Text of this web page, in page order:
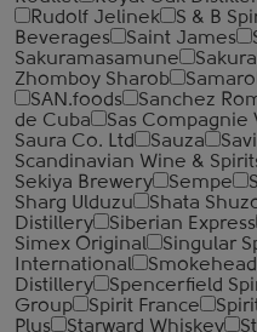
Rudolf Jelinek
S & B
Beverages
Saint James
Sakuramasamune
Zhomboy Sharob
SAN.foods
Sanchez
de Cuba
Sas
Saura Co. Ltd
Sauza
Scandinavian Wine &
Sekiya Brewery
Sempe
Sharg Ulduzu
Shata
Distillery
Siberian Express
Simex Original
Singular
International
Smokehead
Distillery
Spencerfield
Group
Spirit France
Plus
Starward Whiskey